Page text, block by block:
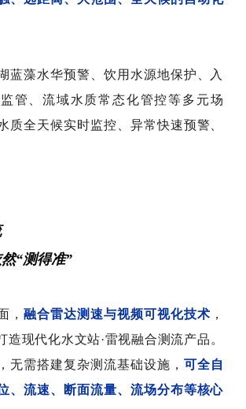
蓝藻水华预警、饮用水源地保护、入
管、流域水质常态化管控等多元场
质全天候实时监控、异常快速预警、
“测得准”
， 融合雷达测速与视频可视化技术 ，
造现代化水文站·雷视融合测流产品。
无需搭建复杂测流基础设施， 可全自
、流速、断面流量、流场分布等核心